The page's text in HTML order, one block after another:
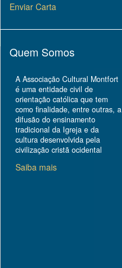
Enviar Carta
Quem Somos
A Associação Cultural Montfort
é uma entidade civil de
orientação católica que tem
como finalidade, entre outras, a
difusão do ensinamento
tradicional da Igreja e da
cultura desenvolvida pela
civilização cristã ocidental
Saiba mais